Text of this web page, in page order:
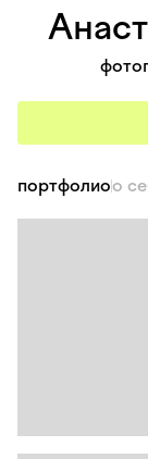
портфолиоо